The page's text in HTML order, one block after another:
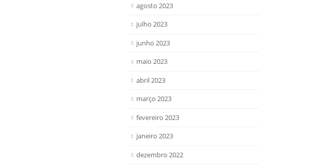
agosto 2023
julho 2023
junho 2023
maio 2023
abril 2023
março 2023
fevereiro 2023
janeiro 2023
dezembro 2022